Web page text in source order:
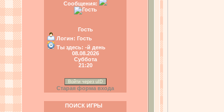
Сообщения:
Гость
Логин: Гость
Ты здесь: -й день
08.08.2026
Суббота
21:20
Войти через uID
Старая форма входа
ПОИСК ИГРЫ